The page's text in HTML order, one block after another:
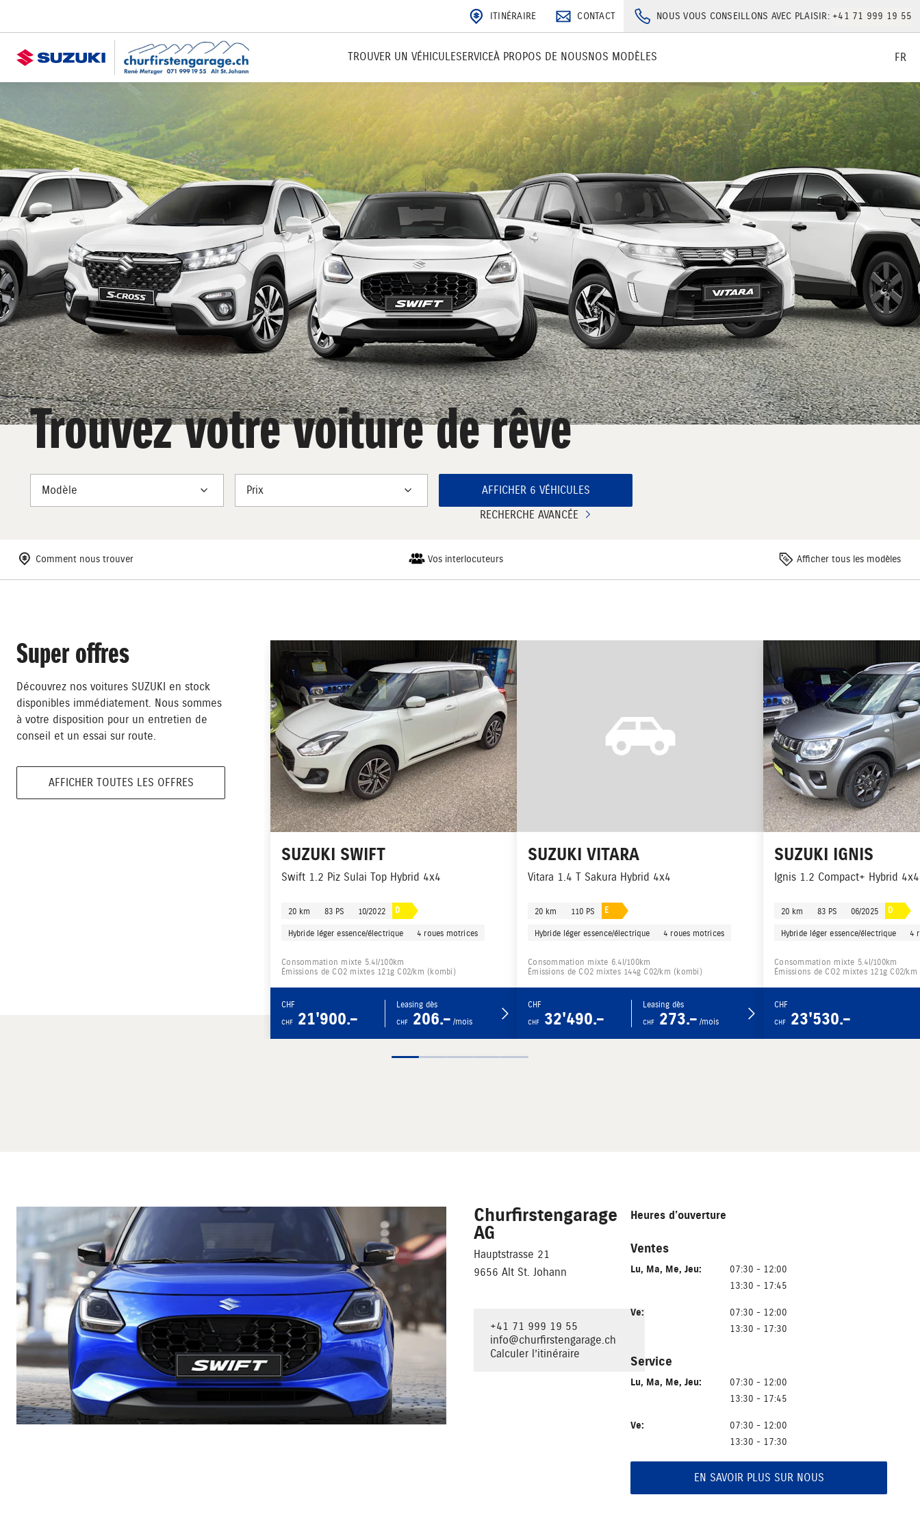
ITINÉRAIRE CONTACT NOUS VOUS CONSEILLONS AVEC PLAISIR: +41 71 999 19 55
TROUVER UN VÉHICULESERVICEÀ PROPOS DE NOUSNOS MODÈLES FR
Trouvez votre voiture de rêve
Modèle Prix
AFFICHER 6 VÉHICULES
RECHERCHE AVANCÉE
Comment nous trouver Vos interlocuteurs Afficher tous les modèles
Super offres
Découvrez nos voitures SUZUKI en stock
disponibles immédiatement. Nous sommes
à votre disposition pour un entretien de
conseil et un essai sur route.
AFFICHER TOUTES LES OFFRES
SUZUKI SWIFT
Swift 1.2 Piz Sulai Top Hybrid 4x4
20 km 83 PS 10/2022 D
Hybride léger essence/électrique 4 roues motrices
Consommation mixte 5.4l/100km
Émissions de CO2 mixtes 121g C02/km (kombi)
CHF
CHF 21'900.–
Leasing dès
CHF 206.– /mois
SUZUKI VITARA
Vitara 1.4 T Sakura Hybrid 4x4
20 km 110 PS E
Hybride léger essence/électrique 4 roues motrices
Consommation mixte 6.4l/100km
Émissions de CO2 mixtes 144g C02/km (kombi)
CHF
CHF 32'490.–
Leasing dès
CHF 273.– /mois
SUZUKI IGNIS
Ignis 1.2 Compact+ Hybrid 4x4
20 km 83 PS 06/2025 D
Hybride léger essence/électrique 4
Consommation mixte 5.4l/100km
Émissions de CO2 mixtes 121g C02/
CHF
CHF 23'530.–
Churfirstengarage
AG
Hauptstrasse 21
9656 Alt St. Johann
+41 71 999 19 55
info@churfirstengarage.ch
Calculer l’itinéraire
Heures d’ouverture
Ventes
Lu, Ma, Me, Jeu:
07:30 - 12:00
13:30 - 17:45
Ve:
07:30 - 12:00
13:30 - 17:30
Service
Lu, Ma, Me, Jeu:
07:30 - 12:00
13:30 - 17:45
Ve:
07:30 - 12:00
13:30 - 17:30
EN SAVOIR PLUS SUR NOUS